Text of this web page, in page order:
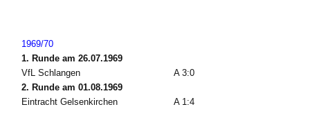
1969/70
1. Runde am 26.07.1969
VfL Schlangen
A 3:0
2. Runde am 01.08.1969
Eintracht Gelsenkirchen
A 1:4